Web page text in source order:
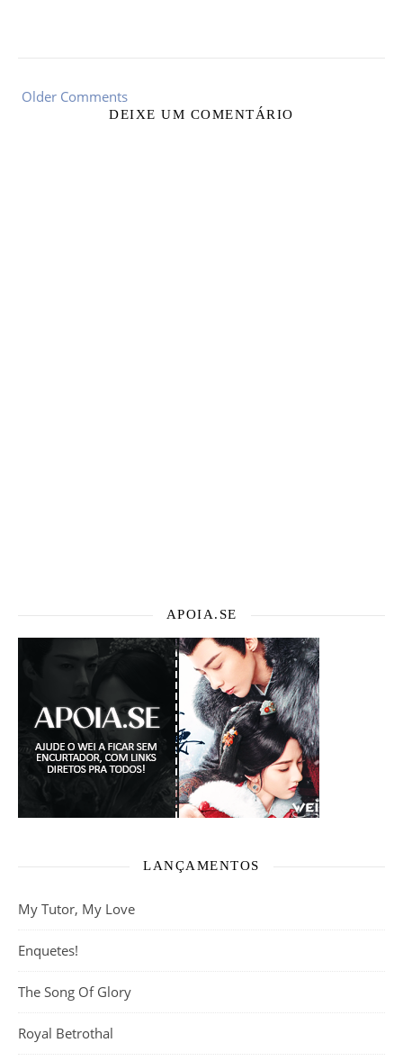
Older Comments
DEIXE UM COMENTÁRIO
APOIA.SE
LANÇAMENTOS
My Tutor, My Love
Enquetes!
The Song Of Glory
Royal Betrothal